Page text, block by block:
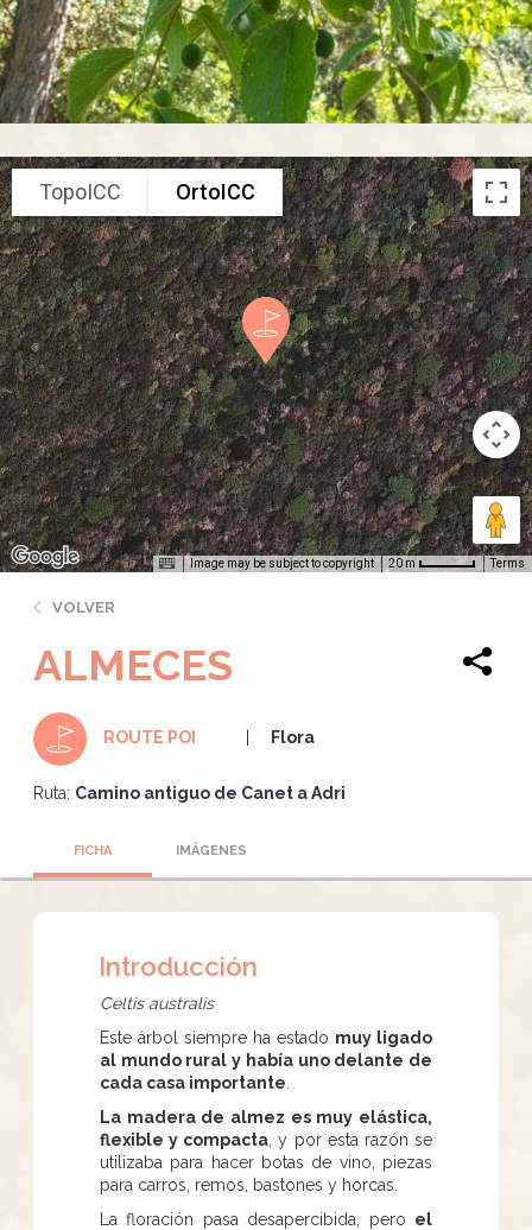
TopoICC OrtoICC
Image may be subject to copyright 20 m Terms
VOLVER
ALMECES
ROUTE POI Flora
Ruta: Camino antiguo de Canet a Adri
FICHA IMÁGENES
Introducción
Celtis australis
Este árbol siempre ha estado muy ligado
al mundo rural y había uno delante de
cada casa importante
La madera de almez es muy elástica,
flexible y compacta , y por esta razón se
utilizaba para hacer botas de vino, piezas
para carros, remos, bastones y horcas.
La floración pasa desapercibida, pero el